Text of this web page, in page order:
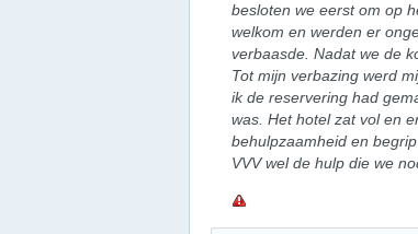
besloten we eerst om op
welkom en werden er
verbaasde. Nadat we de
Tot mijn verbazing werd
ik de reservering had
was. Het hotel zat vol en
behulpzaamheid en
VVV wel de hulp die we